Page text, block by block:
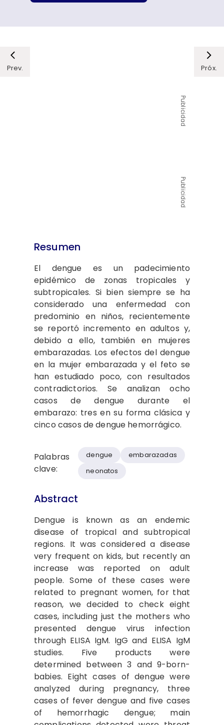
Prev. Próx.
Publicidad
Publicidad
Resumen
El dengue es un padecimiento
epidémico de zonas tropicales y
subtropicales. Si bien siempre se ha
considerado una enfermedad con
predominio en niños, recientemente
se reportó incremento en adultos y,
debido a ello, también en mujeres
embarazadas. Los efectos del dengue
en la mujer embarazada y el feto se
han estudiado poco, con resultados
contradictorios. Se analizan ocho
casos de dengue durante el
embarazo: tres en su forma clásica y
cinco casos de dengue hemorrágico.
Palabras
clave:
dengue
embarazadas
neonatos
Abstract
Dengue is known as an endemic
disease of tropical and subtropical
regions. It was considered a disease
very frequent on kids, but recently an
increase was reported on adult
people. Some of these cases were
related to pregnant women, for that
reason, we decided to check eight
cases, including just the mothers who
presented dengue virus infection
through ELISA IgM. IgG and ELISA IgM
studies. Five products were
determined between 3 and 9-born-
babies. Eight cases of dengue were
analyzed during pregnancy, three
cases of fever dengue and five cases
of hemorrhagic dengue; main